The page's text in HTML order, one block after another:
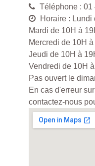
Téléphone : 01
Horaire : Lundi
Mardi de 10H à
Mercredi de 10H à
Jeudi de 10H à
Vendredi de 10H
Pas ouvert le
En cas d'erreur
contactez-nous